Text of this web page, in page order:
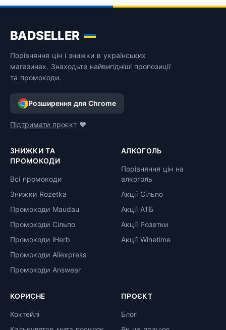
BADSELLER
Порівняння цін і знижки в українських
магазинах. Знаходьте найвигідніші пропозиції
та промокоди.
Розширення для Chrome
Підтримати проєкт ❤️
ЗНИЖКИ ТА
ПРОМОКОДИ
Всі промокоди
Знижки Rozetka
Промокоди Maudau
Промокоди Сільпо
Промокоди iHerb
Промокоди Aliexpress
Промокоди Answear
АЛКОГОЛЬ
Порівняння цін на
алкоголь
Акції Сільпо
Акції АТБ
Акції Розетки
Акції Winetime
КОРИСНЕ
Коктейлі
ПРОЄКТ
Блог